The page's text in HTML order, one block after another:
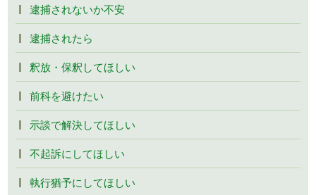
逮捕されないか不安
逮捕されたら
釈放・保釈してほしい
前科を避けたい
示談で解決してほしい
不起訴にしてほしい
執行猶予にしてほしい